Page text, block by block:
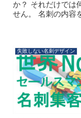
か？ それだけでは
せん。 名刺の内容
失敗しない名刺デザイン